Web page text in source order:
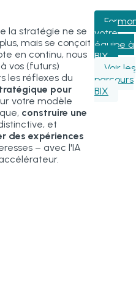
la stratégie ne se
mais se conçoit
en continu, nous
vos (futurs)
les réflexes du
pour
votre modèle
construire une
et
des expériences
– avec l'IA
votre
équipe à
BIX
Voir les
parcours
BIX